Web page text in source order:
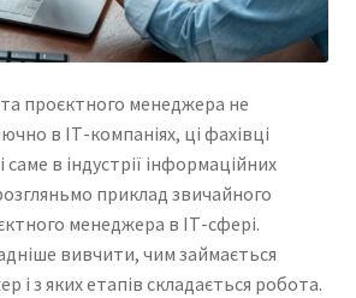
проєктного менеджера не
в ІТ-компаніях, ці фахівці
в індустрії інформаційних
приклад звичайного
менеджера в ІТ-сфері.
вивчити, чим займається
і з яких етапів складається робота.